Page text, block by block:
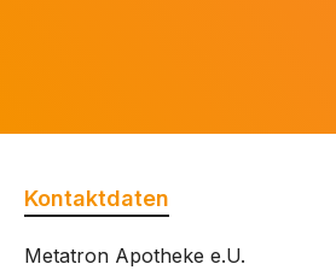
Kontaktdaten
Metatron Apotheke e.U.